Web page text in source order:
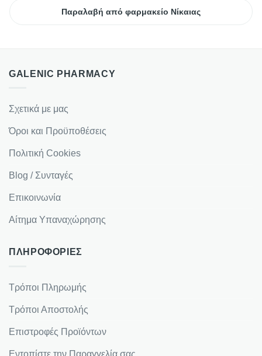
Παραλαβή από φαρμακείο Νίκαιας
GALENIC PHARMACY
Σχετικά με μας
Όροι και Προϋποθέσεις
Πολιτική Cookies
Blog / Συνταγές
Επικοινωνία
Αίτημα Υπαναχώρησης
ΠΛΗΡΟΦΟΡΙΕΣ
Τρόποι Πληρωμής
Τρόποι Αποστολής
Επιστροφές Προϊόντων
Εντοπίστε την Παραγγελία σας